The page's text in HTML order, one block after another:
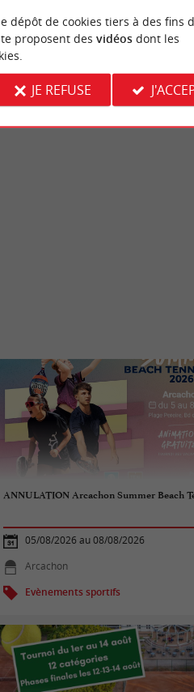
Arcachon
ANNULATION Arcachon Summer Beach
05/08/2026 au 08/08/2026
Arcachon
Evènements sportifs
dépôt de cookies tiers à des fins
proposent des vidéosdont les
JE REFUSE